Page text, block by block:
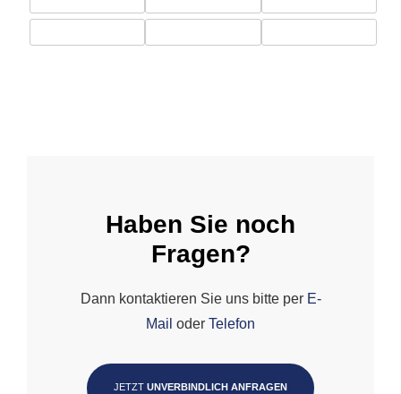
Haben Sie noch
Fragen?
Dann kontaktieren Sie uns bitte per E-
Mail oder Telefon
JETZT UNVERBINDLICH ANFRAGEN